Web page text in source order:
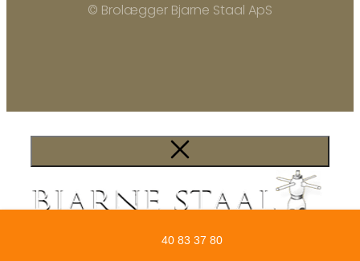
© Brolægger Bjarne Staal ApS
40 83 37 80